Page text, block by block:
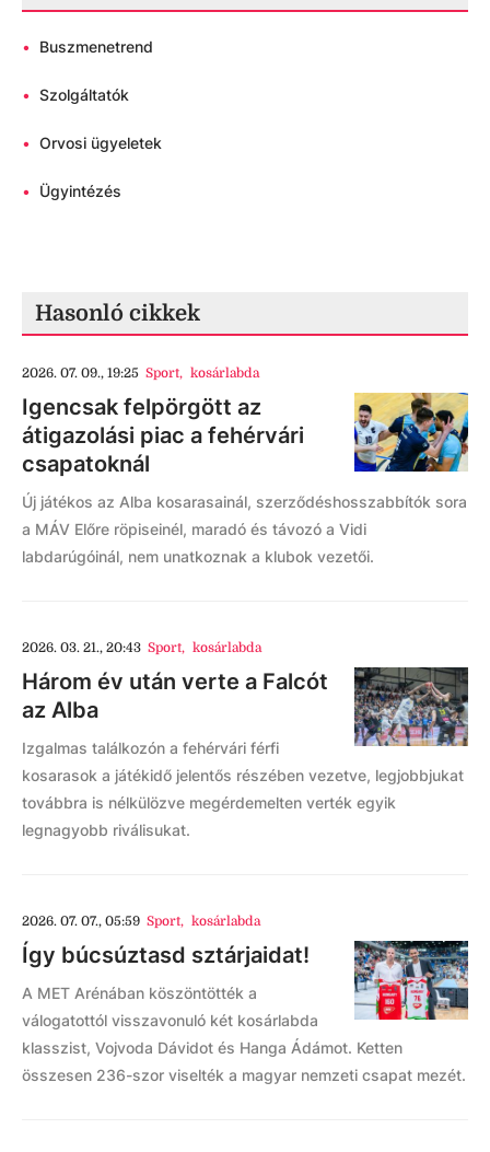
• Buszmenetrend
• Szolgáltatók
• Orvosi ügyeletek
• Ügyintézés
Hasonló cikkek
2026. 07. 09., 19:25 Sport, kosárlabda
Igencsak felpörgött az
átigazolási piac a fehérvári
csapatoknál
Új játékos az Alba kosarasainál, szerződéshosszabbítók sora
a MÁV Előre röpiseinél, maradó és távozó a Vidi
labdarúgóinál, nem unatkoznak a klubok vezetői.
2026. 03. 21., 20:43 Sport, kosárlabda
Három év után verte a Falcót
az Alba
Izgalmas találkozón a fehérvári férfi
kosarasok a játékidő jelentős részében vezetve, legjobbjukat
továbbra is nélkülözve megérdemelten verték egyik
legnagyobb riválisukat.
2026. 07. 07., 05:59 Sport, kosárlabda
Így búcsúztasd sztárjaidat!
A MET Arénában köszöntötték a
válogatottól visszavonuló két kosárlabda
klasszist, Vojvoda Dávidot és Hanga Ádámot. Ketten
összesen 236-szor viselték a magyar nemzeti csapat mezét.